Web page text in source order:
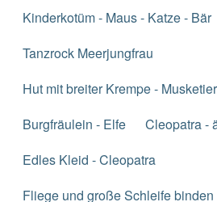
Kinderkotüm - Maus - Katze - Bär
Tanzrock Meerjungfrau
Hut mit breiter Krempe - Musketier
Burgfräulein - Elfe
Cleopatra -
Edles Kleid - Cleopatra
Fliege und große Schleife binden